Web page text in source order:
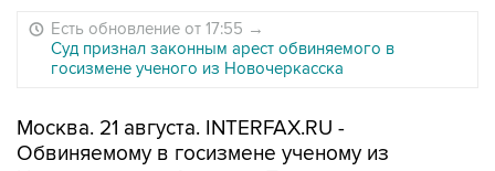
Есть обновление от 17:55 →
Суд признал законным арест обвиняемого в
госизмене ученого из Новочеркасска
Москва. 21 августа. INTERFAX.RU -
Обвиняемому в госизмене ученому из